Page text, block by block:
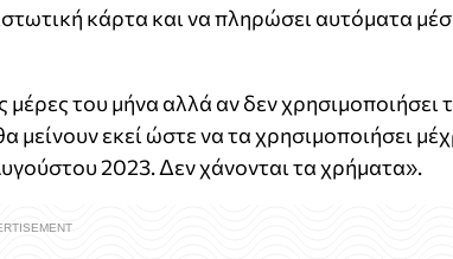
κάρτα και να πληρώσει αυτόματα
του μήνα αλλά αν δεν χρησιμοποιήσει
εκεί ώστε να τα χρησιμοποιήσει
2023. Δεν χάνονται τα χρήματα».